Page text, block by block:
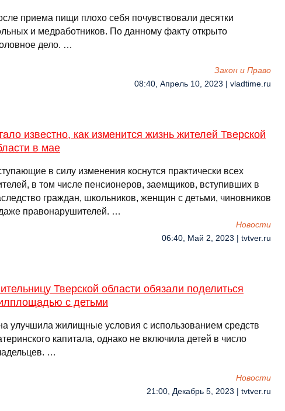
приема пищи плохо себя почувствовали десятки
и медработников. По данному факту открыто
дело. …
Закон и Право
08:40, Апрель 10, 2023 | vladtime.ru
известно, как изменится жизнь жителей Тверской
в мае
в силу изменения коснутся практически всех
в том числе пенсионеров, заемщиков, вступивших в
граждан, школьников, женщин с детьми, чиновников
правонарушителей. …
Новости
06:40, Май 2, 2023 | tvtver.ru
Тверской области обязали поделиться
с детьми
улучшила жилищные условия с использованием средств
капитала, однако не включила детей в число
…
Новости
21:00, Декабрь 5, 2023 | tvtver.ru